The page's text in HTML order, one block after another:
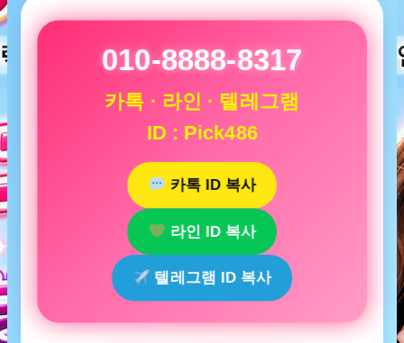
010-8888-8317
카톡 · 라인 · 텔레그램
ID : Pick486
카톡 ID 복사
라인 ID 복사
텔레그램 ID 복사